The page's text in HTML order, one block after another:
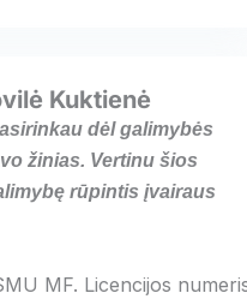
Kuktienė
dėl galimybės
žinias. Vertinu šios
rūpintis įvairaus
MF. Licencijos